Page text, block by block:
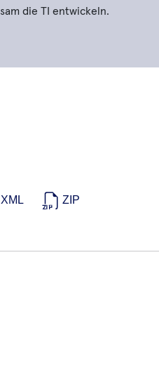
die TI entwickeln.
XML ZIP